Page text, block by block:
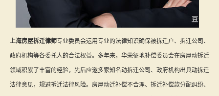
上海房屋拆迁律师专业委员会运用专业的法律知识确保被拆迁户、拆迁公司、
政府机构等各委托人的合法权益。多年来，华荣征地补偿委员会在房屋动拆迁
领域积累了丰富的经验，先后应邀多家知名动拆迁公司、政府机构出具动拆迁
法律意见，规避拆迁法律风险。房屋动迁补偿不合理、拆迁补偿款分配纠纷、